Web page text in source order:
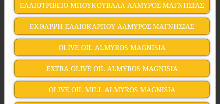
ΕΛΑΙΟΤΡΙΒΕΙΟ ΜΠΟΥΚΟΥΒΑΛΑ ΑΛΜΥΡΟΣ ΜΑΓΝΗΣΙΑΣ
ΕΚΘΛΙΨΗ ΕΛΑΙΟΚΑΡΠΟΥ ΑΛΜΥΡΟΣ ΜΑΓΝΗΣΙΑΣ
OLIVE OIL ALMYROS MAGNISIA
EXTRA OLIVE OIL ALMYROS MAGNISIA
OLIVE OIL MILL ALMYROS MAGNISIA